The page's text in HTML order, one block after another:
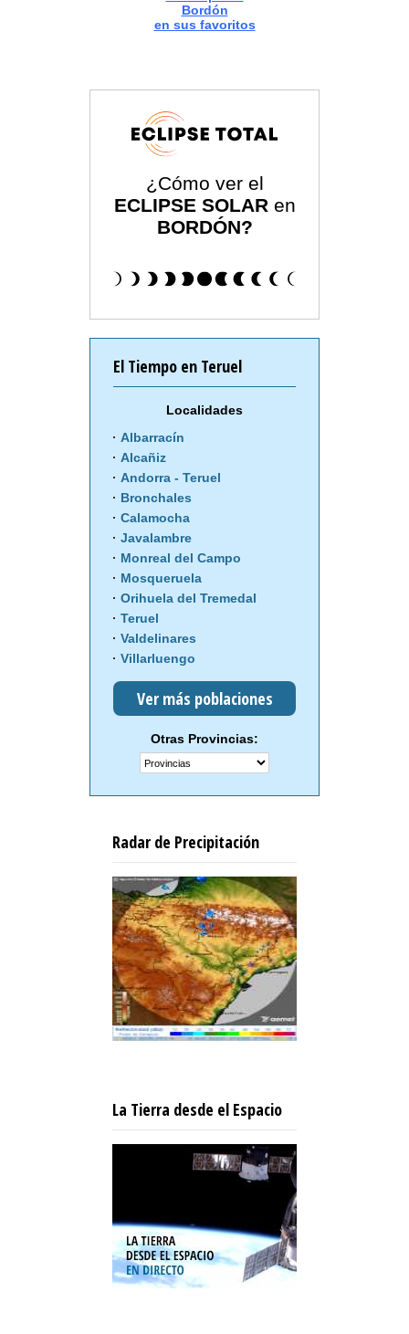
Bordón
en sus favoritos
¿Cómo ver el
ECLIPSE SOLAR en
BORDÓN?
El Tiempo en Teruel
Localidades
Albarracín
Alcañiz
Andorra - Teruel
Bronchales
Calamocha
Javalambre
Monreal del Campo
Mosqueruela
Orihuela del Tremedal
Teruel
Valdelinares
Villarluengo
Ver más poblaciones
Otras Provincias:
Radar de Precipitación
La Tierra desde el Espacio